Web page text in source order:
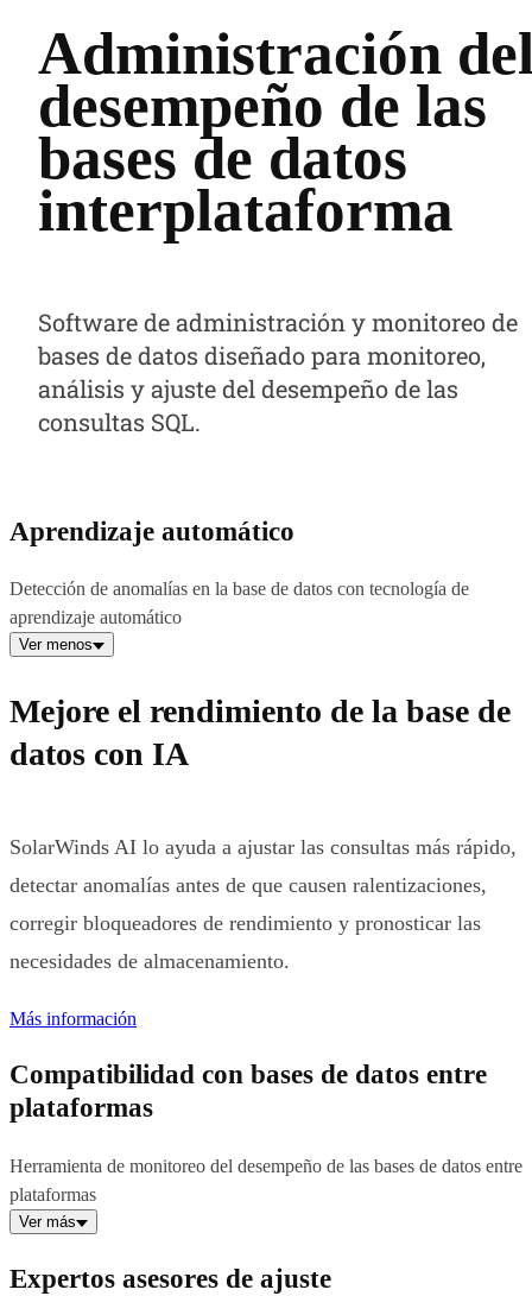
Administración
desempeño de las
bases de datos
interplataforma
Software de administración y monitoreo de
bases de datos diseñado para monitoreo,
análisis y ajuste del desempeño de las
consultas SQL.
Aprendizaje automático
Detección de anomalías en la base de datos con tecnología de
aprendizaje automático
Ver menos
Mejore el rendimiento de la base de
datos con IA
SolarWinds AI lo ayuda a ajustar las consultas más rápido,
detectar anomalías antes de que causen ralentizaciones,
corregir bloqueadores de rendimiento y pronosticar las
necesidades de almacenamiento.
Más información
Compatibilidad con bases de datos entre
plataformas
Herramienta de monitoreo del desempeño de las bases de datos entre
plataformas
Ver más
Expertos asesores de ajuste